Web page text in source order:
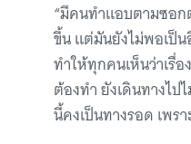
“มีคนทำแอบตามซอก
ขึ้น แต่มันยังไม่พอเป็
ทำให้ทุกคนเห็นว่าเรื่
ต้องทำ ยังเดินทางไ
นี้คงเป็นทางรอด เพร